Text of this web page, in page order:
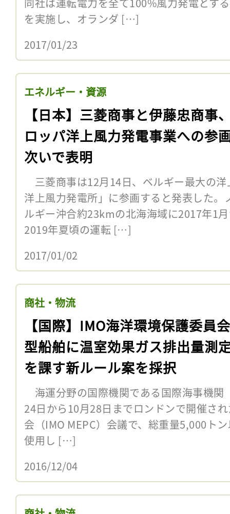
を実施し、オランダ […]
2017/01/23
エネルギー・資源
【日本】三菱商事と伊藤忠商事
ロッパ洋上風力発電事業への参
次いで表明
三菱商事は12月14日、ベルギー最大の
洋上風力発電所」に参画すると発表した
ルギー沖合約23kmの北海海域に2017年1
2019年夏頃の運転 […]
2017/01/02
商社・物流
【国際】IMO海洋環境保護委員
型船舶に温室効果ガス排出量測
を課す新ルール案を採択
海運分野の国際機関である国際海事機関
24日から10月28日までロンドンで開催さ
会（IMO MEPC）会議で、総重量5,000ト
使用し […]
2016/12/04